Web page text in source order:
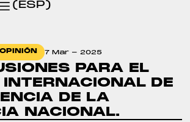
(ESP)
7 Mar - 2025
PARA EL
INTERNACIONAL DE
DE LA
NACIONAL.